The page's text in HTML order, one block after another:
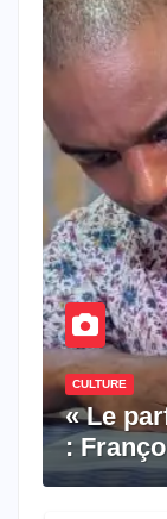
CULTURE
« Le
:
premier